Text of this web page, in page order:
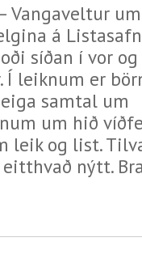
Vangaveltur um
á
síðan í vor og
leiknum er
samtal um
um hið
leik og list.
nýtt.